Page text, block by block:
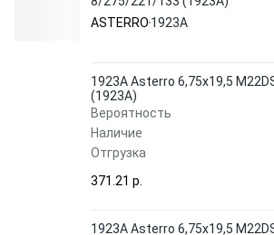
ASTERRO 1923A
1923A Asterro 6,75x19,5
(1923A)
Вероятность
Наличие
Отгрузка
371.21 p.
1923A Asterro 6,75x19,5